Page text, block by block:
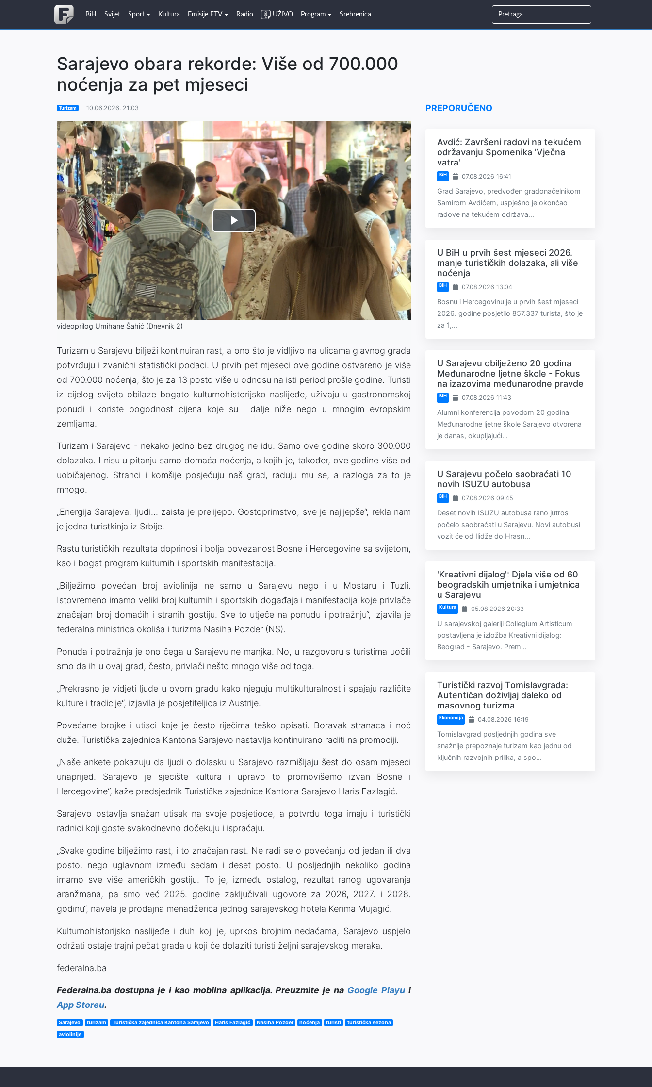
BiH Svijet Sport Kultura Emisije FTV Radio UŽIVO Program Srebrenica
Sarajevo obara rekorde: Više od 700.000
noćenja za pet mjeseci
Turizam 10.06.2026. 21:03
Play
Video
videoprilog Umihane Šahić (Dnevnik 2)
Turizam u Sarajevu bilježi kontinuiran rast, a ono što je vidljivo na ulicama glavnog grada
potvrđuju i zvanični statistički podaci. U prvih pet mjeseci ove godine ostvareno je više
od 700.000 noćenja, što je za 13 posto više u odnosu na isti period prošle godine. Turisti
iz cijelog svijeta obilaze bogato kulturnohistorijsko naslijeđe, uživaju u gastronomskoj
ponudi i koriste pogodnost cijena koje su i dalje niže nego u mnogim evropskim
zemljama.
Turizam i Sarajevo - nekako jedno bez drugog ne idu. Samo ove godine skoro 300.000
dolazaka. I nisu u pitanju samo domaća noćenja, a kojih je, također, ove godine više od
uobičajenog. Stranci i komšije posjećuju naš grad, raduju mu se, a razloga za to je
mnogo.
„Energija Sarajeva, ljudi... zaista je prelijepo. Gostoprimstvo, sve je najljepše“, rekla nam
je jedna turistkinja iz Srbije.
Rastu turističkih rezultata doprinosi i bolja povezanost Bosne i Hercegovine sa svijetom,
kao i bogat program kulturnih i sportskih manifestacija.
„Bilježimo povećan broj aviolinija ne samo u Sarajevu nego i u Mostaru i Tuzli.
Istovremeno imamo veliki broj kulturnih i sportskih događaja i manifestacija koje privlače
značajan broj domaćih i stranih gostiju. Sve to utječe na ponudu i potražnju“, izjavila je
federalna ministrica okoliša i turizma Nasiha Pozder (NS).
Ponuda i potražnja je ono čega u Sarajevu ne manjka. No, u razgovoru s turistima uočili
smo da ih u ovaj grad, često, privlači nešto mnogo više od toga.
„Prekrasno je vidjeti ljude u ovom gradu kako njeguju multikulturalnost i spajaju različite
kulture i tradicije“, izjavila je posjetiteljica iz Austrije.
Povećane brojke i utisci koje je često riječima teško opisati. Boravak stranaca i noć
duže. Turistička zajednica Kantona Sarajevo nastavlja kontinuirano raditi na promociji.
„Naše ankete pokazuju da ljudi o dolasku u Sarajevo razmišljaju šest do osam mjeseci
unaprijed. Sarajevo je sjecište kultura i upravo to promovišemo izvan Bosne i
Hercegovine“, kaže predsjednik Turističke zajednice Kantona Sarajevo Haris Fazlagić.
Sarajevo ostavlja snažan utisak na svoje posjetioce, a potvrdu toga imaju i turistički
radnici koji goste svakodnevno dočekuju i ispraćaju.
„Svake godine bilježimo rast, i to značajan rast. Ne radi se o povećanju od jedan ili dva
posto, nego uglavnom između sedam i deset posto. U posljednjih nekoliko godina
imamo sve više američkih gostiju. To je, između ostalog, rezultat ranog ugovaranja
aranžmana, pa smo već 2025. godine zaključivali ugovore za 2026, 2027. i 2028.
godinu“, navela je prodajna menadžerica jednog sarajevskog hotela Kerima Mujagić.
Kulturnohistorijsko naslijeđe i duh koji je, uprkos brojnim nedaćama, Sarajevo uspjelo
održati ostaje trajni pečat grada u koji će dolaziti turisti željni sarajevskog meraka.
federalna.ba
Federalna.ba dostupna je i kao mobilna aplikacija. Preuzmite je na Google Playui
App Storeu.
Sarajevo turizam Turistička zajednica Kantona Sarajevo Haris Fazlagić Nasiha Pozder noćenja turisti
turistička sezona
aviolinije
PREPORUČENO
Avdić: Završeni radovi na tekućem
održavanju Spomenika 'Vječna
vatra'
BiH 07.08.2026 16:41
Grad Sarajevo, predvođen gradonačelnikom
Samirom Avdićem, uspješno je okončao
radove na tekućem održava...
U BiH u prvih šest mjeseci 2026.
manje turističkih dolazaka, ali više
noćenja
BiH 07.08.2026 13:04
Bosnu i Hercegovinu je u prvih šest mjeseci
2026. godine posjetilo 857.337 turista, što je
za 1,...
U Sarajevu obilježeno 20 godina
Međunarodne ljetne škole - Fokus
na izazovima međunarodne pravde
BiH 07.08.2026 11:43
Alumni konferencija povodom 20 godina
Međunarodne ljetne škole Sarajevo otvorena
je danas, okupljajući...
U Sarajevu počelo saobraćati 10
novih ISUZU autobusa
BiH 07.08.2026 09:45
Deset novih ISUZU autobusa rano jutros
počelo saobraćati u Sarajevu. Novi autobusi
vozit će od Ilidže do Hrasn...
'Kreativni dijalog': Djela više od 60
beogradskih umjetnika i umjetnica
u Sarajevu
Kultura 05.08.2026 20:33
U sarajevskoj galeriji Collegium Artisticum
postavljena je izložba Kreativni dijalog:
Beograd - Sarajevo. Prem...
Turistički razvoj Tomislavgrada:
Autentičan doživljaj daleko od
masovnog turizma
Ekonomija 04.08.2026 16:19
Tomislavgrad posljednjih godina sve
snažnije prepoznaje turizam kao jednu od
ključnih razvojnih prilika, a spo...